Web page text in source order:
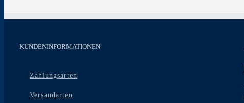
KUNDENINFORMATIONEN
Zahlungsarten
Versandarten